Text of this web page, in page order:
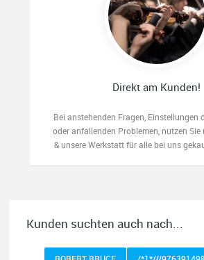
Direkt am Kunden!
Bei anstehenden Fragen, Einstellungen
oder anfallenden Problemen, nutzen Sie
& unsere Werkstatt für alle bei uns
Kunden suchten auch nach...